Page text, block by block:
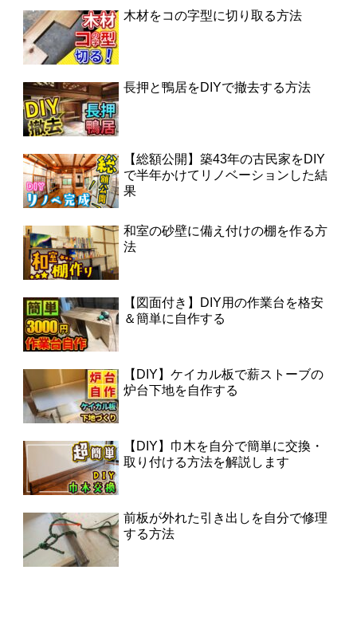
木材をコの字型に切り取る方法
長押と鴨居をDIYで撤去する方法
【総額公開】築43年の古民家をDIY
で半年かけてリノベーションした結
果
和室の砂壁に備え付けの棚を作る方
法
【図面付き】DIY用の作業台を格安
＆簡単に自作する
【DIY】ケイカル板で薪ストーブの
炉台下地を自作する
【DIY】巾木を自分で簡単に交換・
取り付ける方法を解説します
前板が外れた引き出しを自分で修理
する方法